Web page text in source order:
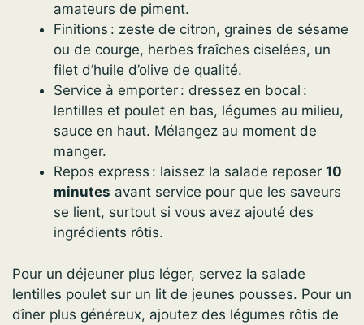
amateurs de piment.
Finitions : zeste de citron, graines de sésame
ou de courge, herbes fraîches ciselées, un
filet d’huile d’olive de qualité.
Service à emporter : dressez en bocal :
lentilles et poulet en bas, légumes au milieu,
sauce en haut. Mélangez au moment de
manger.
Repos express : laissez la salade reposer 10
minutes avant service pour que les saveurs
se lient, surtout si vous avez ajouté des
ingrédients rôtis.
Pour un déjeuner plus léger, servez la salade
lentilles poulet sur un lit de jeunes pousses. Pour un
dîner plus généreux, ajoutez des légumes rôtis de